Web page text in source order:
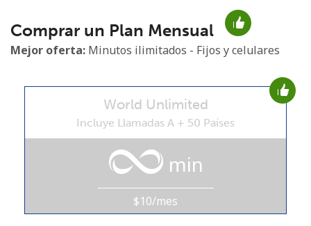
No se ha creado una contraseña
Mínimo 8 caracteres
Una letra mayúscula y una minúscula
Un número
Comprar un Plan Mensual
Mejor oferta: Minutos ilimitados - Fijos y celulares
World Unlimited
Incluye Llamadas A + 50 Países
min
$10/mes